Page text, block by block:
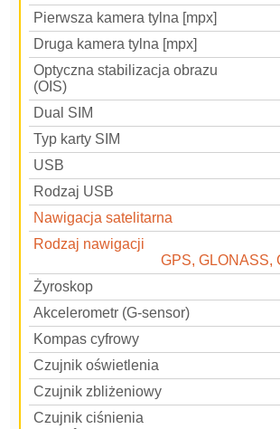
Pierwsza kamera tylna [mpx]
Druga kamera tylna [mpx]
Optyczna stabilizacja obrazu
(OIS)
Dual SIM
Typ karty SIM
USB
Rodzaj USB
Nawigacja satelitarna
Rodzaj nawigacji
GPS, GLONASS,
Żyroskop
Akcelerometr (G-sensor)
Kompas cyfrowy
Czujnik oświetlenia
Czujnik zbliżeniowy
Czujnik ciśnienia